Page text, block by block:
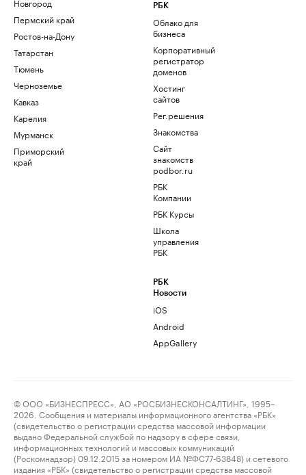
Пермский край
Ростов-на-Дону
Татарстан
Тюмень
Черноземье
Кавказ
Карелия
Мурманск
Приморский
край
РБК
Облако для
бизнеса
Корпоративный
регистратор
доменов
Хостинг
сайтов
Рег.решения
Знакомства
Сайт
знакомств
podbor.ru
РБК
Компании
РБК Курсы
Школа
управления
РБК
РБК
Новости
iOS
Android
AppGallery
© ООО «БИЗНЕСПРЕСС», АО «РОСБИЗНЕСКОНСАЛТИНГ», 1995–
2026. Сообщения и материалы информационного агентства «РБК»
(свидетельство о регистрации средства массовой информации
выдано Федеральной службой по надзору в сфере связи,
информационных технологий и массовых коммуникаций
(Роскомнадзор) 09.12.2015 за номером ИА №ФС77-63848) и сетевого
издания «РБК» (свидетельство о регистрации средства массовой